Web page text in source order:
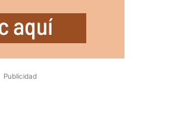
Publicidad